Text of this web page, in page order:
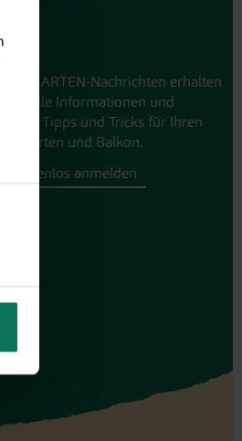
den GARTEN-Nachrichten erhalten
aktuelle Informationen und
Tipps und Tricks für Ihren
und Balkon.
kostenlos anmelden